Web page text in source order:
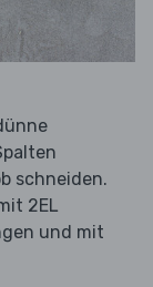
schneiden.
2EL
und mit